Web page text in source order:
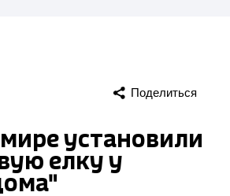
Поделиться
установили
елку у